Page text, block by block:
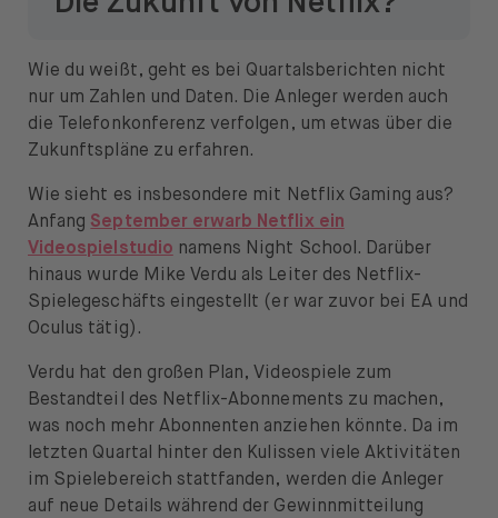
Wie du weißt, geht es bei Quartalsberichten nicht
nur um Zahlen und Daten. Die Anleger werden auch
die Telefonkonferenz verfolgen, um etwas über die
Zukunftspläne zu erfahren.
Wie sieht es insbesondere mit Netflix Gaming aus?
Anfang September erwarb Netflix ein
Videospielstudio namens Night School. Darüber
hinaus wurde Mike Verdu als Leiter des Netflix-
Spielegeschäfts eingestellt (er war zuvor bei EA und
Oculus tätig).
Verdu hat den großen Plan, Videospiele zum
Bestandteil des Netflix-Abonnements zu machen,
was noch mehr Abonnenten anziehen könnte. Da im
letzten Quartal hinter den Kulissen viele Aktivitäten
im Spielebereich stattfanden, werden die Anleger
auf neue Details während der Gewinnmitteilung